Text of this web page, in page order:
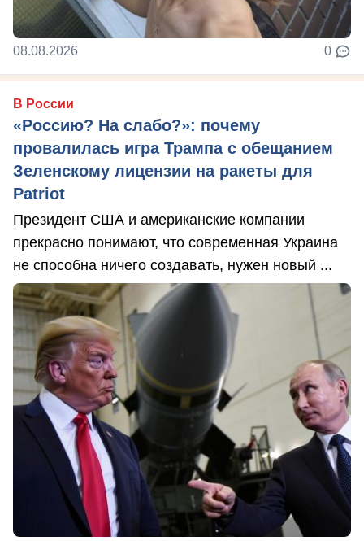
08.08.2026 0
В России
«Россию? На слабо?»: почему
провалилась игра Трампа с обещанием
Зеленскому лицензии на ракеты для
Patriot
Президент США и американские компании
прекрасно понимают, что современная Украина
не способна ничего создавать, нужен новый ...